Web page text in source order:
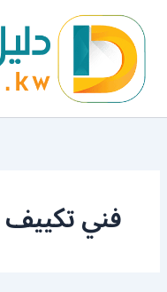
المحتوى
فني تكييف